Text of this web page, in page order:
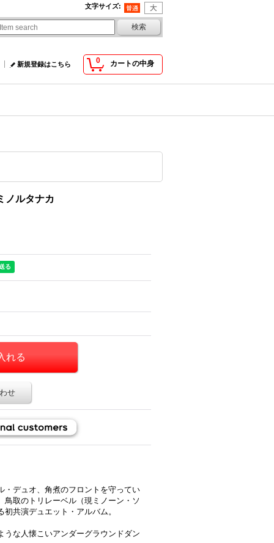
文字サイズ:
0 カートの中身
新規登録はこちら
ノルタナカ
せ
・デュオ、角煮のフロントを守ってい
取のトリレーベル（現ミノーン・ソ
共演デュエット・アルバム。
な人懐こいアンダーグラウンドダン